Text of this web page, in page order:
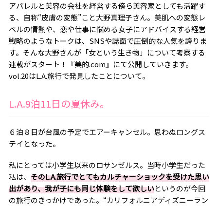
アパレルと美容の会社を経営する傍ら美容家としても活躍す
る、自称“皮膚の変態”こと大野真理子さん。美肌への変態レ
ベルの情熱や、恋や仕事に悩める女子にアドバイスする経営
戦略のようなトークは、SNSや誌面で圧倒的な人気を誇りま
す。そんな大野さんが「女という生き物」について考察する
連載がスタート！『美的.com』にて公開していきます。
vol.20はL.A.旅行で発見したことについて。
L.A.9泊11日の夏休み。
６泊８日が台風の予定でエアーキャンセル。思わぬロングス
テイとなった。
私にとっては小学生以来のロサンゼルス。当時小学生だった
私は、 そのL.A.旅行でとてもカルチャーショックを受けた思い
出があり、我が子にも同じ体験をして欲しいというのが今回
の旅行のきっかけであった。“カリフォルニアディズニーラン